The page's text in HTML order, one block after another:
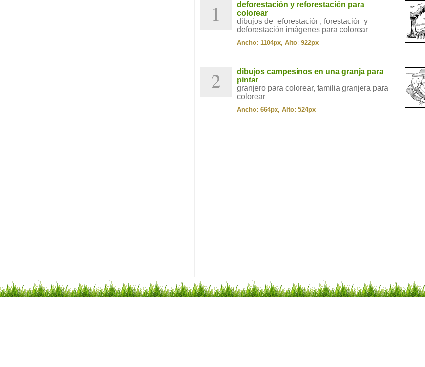
1
deforestación y reforestación para
colorear
dibujos de reforestación, forestación y
deforestación imágenes para colorear
Ancho: 1104px, Alto: 922px
2
dibujos campesinos en una granja para
pintar
granjero para colorear, familia granjera para
colorear
Ancho: 664px, Alto: 524px